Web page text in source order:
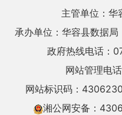
主管单位：华
承办单位：华容县数据局
政府热线电话：
网站管理电
网站标识码：
湘公网安备：